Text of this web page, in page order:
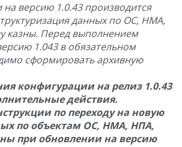
версию 1.0.43 производится
данных по ОС, НМА,
казны. Перед выполнением
1.043 в обязательном
сформировать архивную
конфигурации на релиз 1.0.43
действия.
по переходу на новую
по объектам ОС, НМА, НПА,
при обновлении на версию